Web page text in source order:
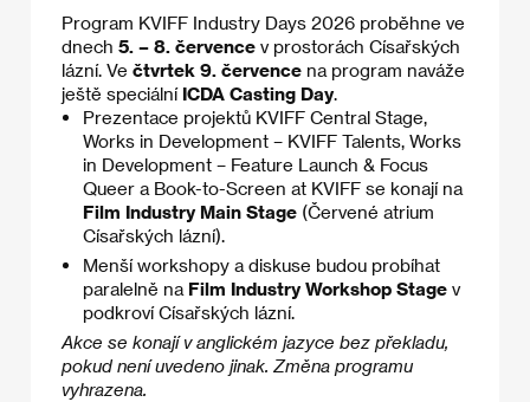
Program KVIFF Industry Days 2026 proběhne ve
dnech 5. – 8. července v prostorách Císařských
lázní. Ve čtvrtek 9. července na program naváže
ještě speciální ICDA Casting Day.
Prezentace projektů KVIFF Central Stage,
Works in Development – KVIFF Talents, Works
in Development – Feature Launch & Focus
Queer a Book-to-Screen at KVIFF se konají na
Film Industry Main Stage (Červené atrium
Císařských lázní).
Menší workshopy a diskuse budou probíhat
paralelně na Film Industry Workshop Stage v
podkroví Císařských lázní.
Akce se konají v anglickém jazyce bez překladu,
pokud není uvedeno jinak. Změna programu
vyhrazena.